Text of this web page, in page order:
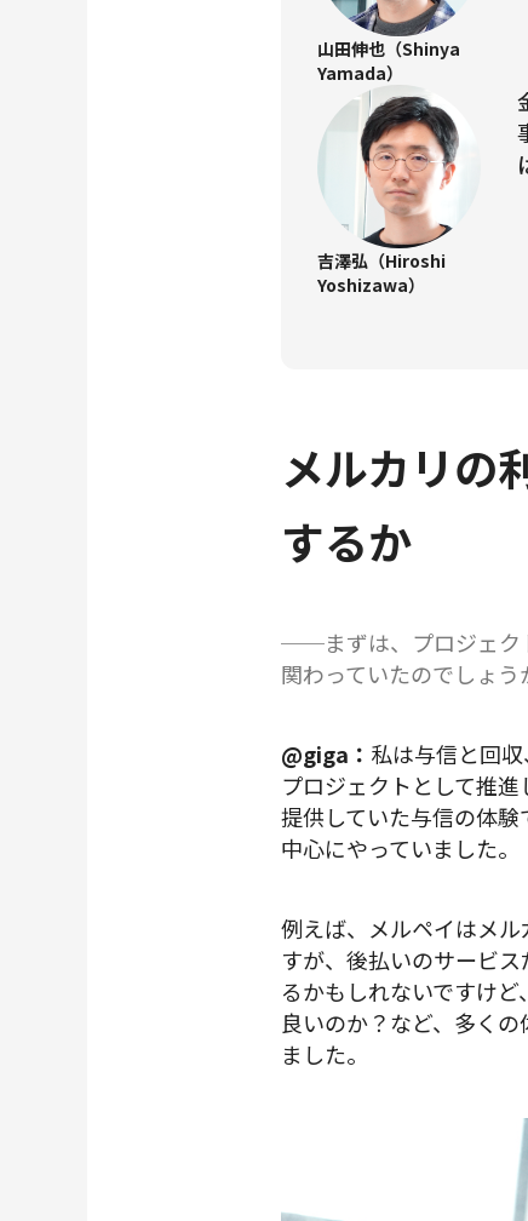
山田伸也（Shinya
Yamada）
吉澤弘（Hiroshi
Yoshizawa）
メルカリの
するか
──まずは、プロジェク
関わっていたのでしょう
@giga： 私は与信と回
プロジェクトとして推
提供していた与信の体
中心にやっていました。
例えば、メルペイはメ
すが、後払いのサービ
るかもしれないですけ
良いのか？など、多く
ました。